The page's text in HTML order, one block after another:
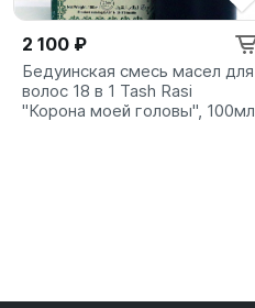
2 100 ₽
Бедуинская смесь масел для
волос 18 в 1 Tash Rasi
"Корона моей головы", 100мл